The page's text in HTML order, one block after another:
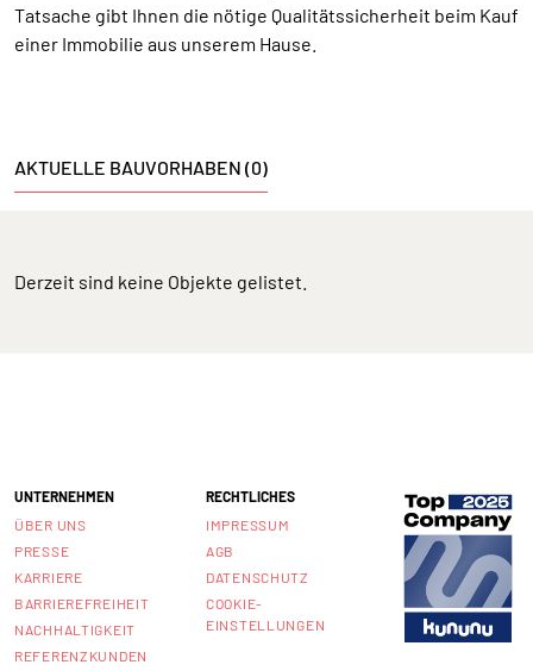
Tatsache gibt Ihnen die nötige Qualitätssicherheit beim Kauf
einer Immobilie aus unserem Hause.
AKTUELLE BAUVORHABEN (0)
Derzeit sind keine Objekte gelistet.
UNTERNEHMEN
ÜBER UNS
PRESSE
KARRIERE
BARRIEREFREIHEIT
NACHHALTIGKEIT
REFERENZKUNDEN
RECHTLICHES
IMPRESSUM
AGB
DATENSCHUTZ
COOKIE-
EINSTELLUNGEN